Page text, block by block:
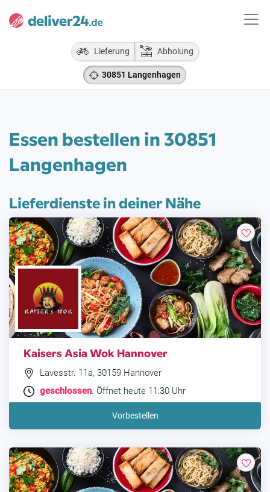
Lieferung Abholung
30851 Langenhagen
Essen bestellen in 30851
Langenhagen
Lieferdienste in deiner Nähe
Kaisers Asia Wok Hannover
Lavesstr. 11a, 30159 Hannover
geschlossen. Öffnet heute 11:30 Uhr
Vorbestellen